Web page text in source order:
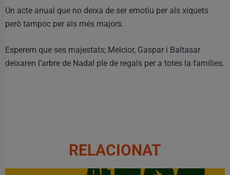
Un acte anual que no deixa de ser emotiu per als xiquets
però tampoc per als més majors.
Esperem que ses majestats; Melcior, Gaspar i Baltasar
deixaren l’arbre de Nadal ple de regals per a totes la famílies.
RELACIONAT